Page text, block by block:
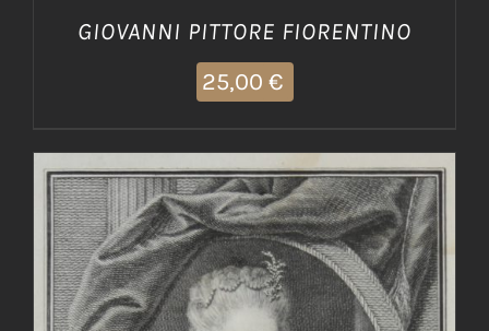
GIOVANNI PITTORE FIORENTINO
25,00 €